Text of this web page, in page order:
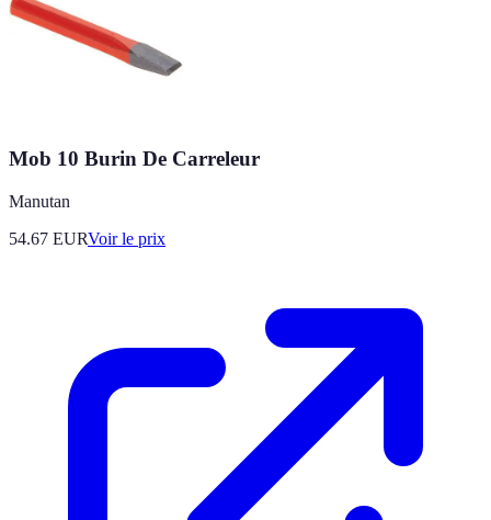
Mob 10 Burin De Carreleur
Manutan
54.67 EURVoir le prix